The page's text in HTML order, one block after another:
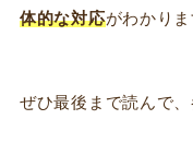
体的な対応がわかりま
ぜひ最後まで読んで